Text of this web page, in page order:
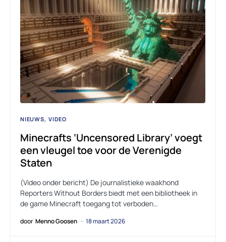
NIEUWS VIDEO
Minecrafts ‘Uncensored Library’ voegt
een vleugel toe voor de Verenigde
Staten
(Video onder bericht) De journalistieke waakhond
Reporters Without Borders biedt met een bibliotheek in
de game Minecraft toegang tot verboden…
door Menno Goosen 18 maart 2026